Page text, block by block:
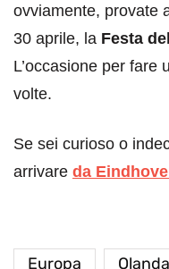
ovviamente, provate
30 aprile, la Festa
L’occasione per fare
volte.
Se sei curioso o
arrivare da
Europa Olanda